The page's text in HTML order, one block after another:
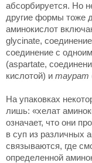
абсорбируется. Но
другие формы тоже
аминокислот
glycinate,
соединение с
(aspartate,
кислотой) и таурат
На упаковках
лишь: «хелат
означает, что они
в суп из различных
связываются, где
определенной